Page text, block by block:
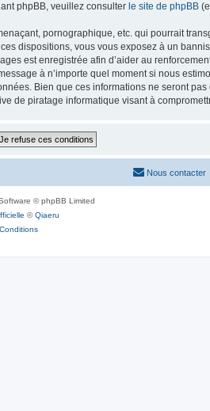
phpBB, veuillez consulter le site de phpBB
pornographique, etc. qui pourrait
dispositions, vous vous exposez à un
est enregistrée afin d’aider au
à n’importe quel moment si nous
Bien que ces informations ne seront
de piratage informatique visant à
Nous contacter
© phpBB Limited
©Qiaeru
Conditions